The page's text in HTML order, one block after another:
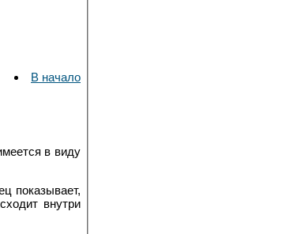
В начало
в виду
показывает,
внутри